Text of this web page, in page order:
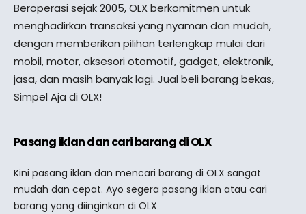
Beroperasi sejak 2005, OLX berkomitmen untuk
menghadirkan transaksi yang nyaman dan mudah,
dengan memberikan pilihan terlengkap mulai dari
mobil, motor, aksesori otomotif, gadget, elektronik,
jasa, dan masih banyak lagi. Jual beli barang bekas,
Simpel Aja di OLX!
Pasang iklan dan cari barang di OLX
Kini pasang iklan dan mencari barang di OLX sangat
mudah dan cepat. Ayo segera pasang iklan atau cari
barang yang diinginkan di OLX